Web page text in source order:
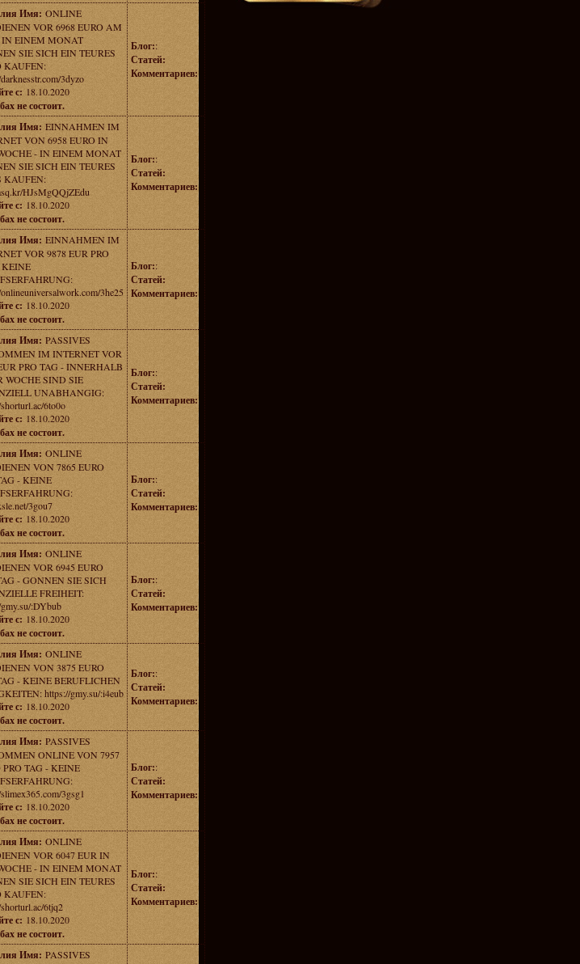
Имя: ONLINE
VOR 6968 EURO AM
IN EINEM MONAT
SIE SICH EIN TEURES
KAUFEN:
3dyzo
с: 18.10.2020
не состоит.
Блог::
Статей:
Комментариев:
Имя: EINNAHMEN IM
VON 6958 EURO IN
- IN EINEM MONAT
SIE SICH EIN TEURES
KAUFEN:
HJsMgQQjZEdu
с: 18.10.2020
не состоит.
Блог::
Статей:
Комментариев:
Имя: EINNAHMEN IM
VOR 9878 EUR PRO
KEINE
3he25
с: 18.10.2020
не состоит.
Блог::
Статей:
Комментариев:
Имя: PASSIVES
IM INTERNET VOR
PRO TAG - INNERHALB
WOCHE SIND SIE
UNABHANGIG:
6to0o
с: 18.10.2020
не состоит.
Блог::
Статей:
Комментариев:
Имя: ONLINE
VON 7865 EURO
- KEINE
3gou7
с: 18.10.2020
не состоит.
Блог::
Статей:
Комментариев:
Имя: ONLINE
VOR 6945 EURO
- GONNEN SIE SICH
FREIHEIT:
:DYbub
с: 18.10.2020
не состоит.
Блог::
Статей:
Комментариев:
Имя: ONLINE
VON 3875 EURO
- KEINE BERUFLICHEN
https://gmy.su/:i4eub
с: 18.10.2020
не состоит.
Блог::
Статей:
Комментариев:
Имя: PASSIVES
ONLINE VON 7957
PRO TAG - KEINE
3gsg1
с: 18.10.2020
не состоит.
Блог::
Статей:
Комментариев:
Имя: ONLINE
VOR 6047 EUR IN
- IN EINEM MONAT
SIE SICH EIN TEURES
KAUFEN:
6tjq2
с: 18.10.2020
не состоит.
Блог::
Статей:
Комментариев:
Имя: PASSIVES